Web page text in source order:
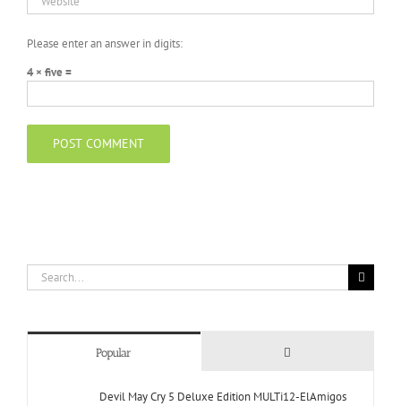
Please enter an answer in digits:
4 × five =
Search
for:
Popular Comments
Devil May Cry 5 Deluxe Edition MULTi12-ElAmigos